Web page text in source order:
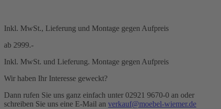
Inkl. MwSt., Lieferung und Montage gegen Aufpreis
ab 2999.-
Inkl. MwSt. und Lieferung. Montage gegen Aufpreis
Wir haben Ihr Interesse geweckt?
Dann rufen Sie uns ganz einfach unter 02921 9670-0 an oder
schreiben Sie uns eine E-Mail an verkauf@moebel-wiemer.de